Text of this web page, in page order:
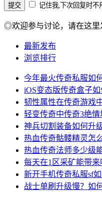
记住我,下次回复时不
◎欢迎参与讨论，请在这里
最新发布
浏览排行
今年最火传奇私服如
iOS变态版传奇盒子
韧性属性在传奇游戏
轻变传奇中传奇3绝情
神兵切割装备如何升
热血传奇骷髅精灵怎
热血传奇法师多少级
每天在1区采矿能带来
新开手机传奇私服sf
战士单刷升级慢？如